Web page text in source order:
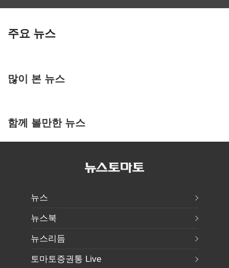
주요 뉴스
많이 본 뉴스
함께 볼만한 뉴스
뉴스
뉴스북
뉴스리듬
토마토증권통 Live